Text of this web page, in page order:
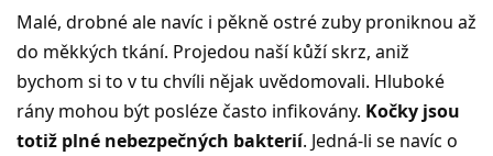
Malé, drobné ale navíc i pěkně ostré zuby proniknou až
do měkkých tkání. Projedou naší kůží skrz, aniž
bychom si to v tu chvíli nějak uvědomovali. Hluboké
rány mohou být posléze často infikovány. Kočky jsou
totiž plné nebezpečných bakterií. Jedná-li se navíc o